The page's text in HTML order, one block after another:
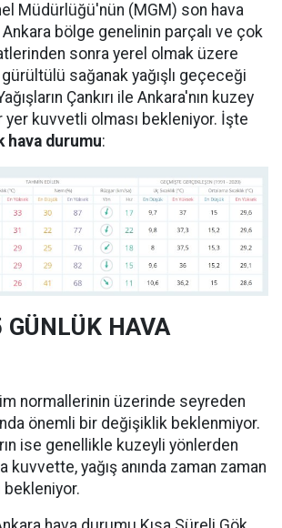
Müdürlüğü'nün (MGM) son hava
Ankara bölge genelinin parçalı ve çok
sonra yerel olmak üzere
sağanak yağışlı geçeceği
Çankırı ile Ankara'nın kuzey
kuvvetli olması bekleniyor. İşte
hava durumu:
HAVA
normallerinin üzerinde seyreden
önemli bir değişiklik beklenmiyor.
ise genellikle kuzeyli yönlerden
kuvvette, yağış anında zaman zaman